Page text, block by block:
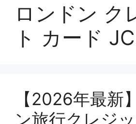
ロンドン ク
ト カード
【2026年最新
ン旅行クレジ